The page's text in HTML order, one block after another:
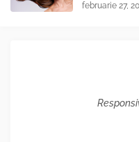
februarie 27,